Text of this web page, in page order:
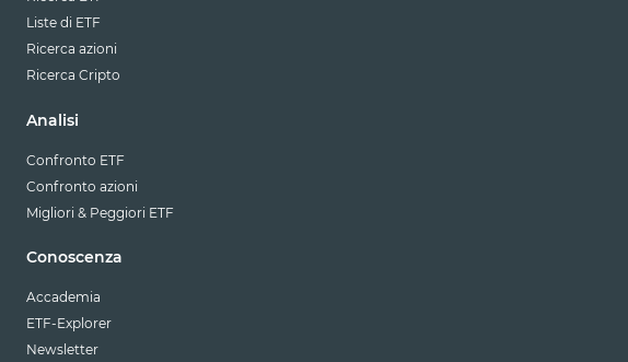
Liste di ETF
Ricerca azioni
Ricerca Cripto
Analisi
Confronto ETF
Confronto azioni
Migliori & Peggiori ETF
Conoscenza
Accademia
ETF-Explorer
Newsletter